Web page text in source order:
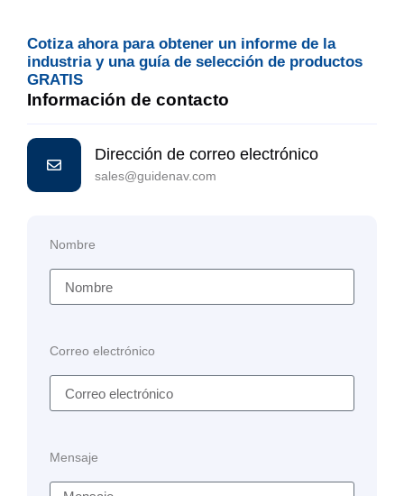
Cotiza ahora para obtener un informe de la
industria y una guía de selección de productos
GRATIS
Información de contacto
Dirección de correo electrónico
sales@guidenav.com
Nombre
Correo electrónico
Mensaje